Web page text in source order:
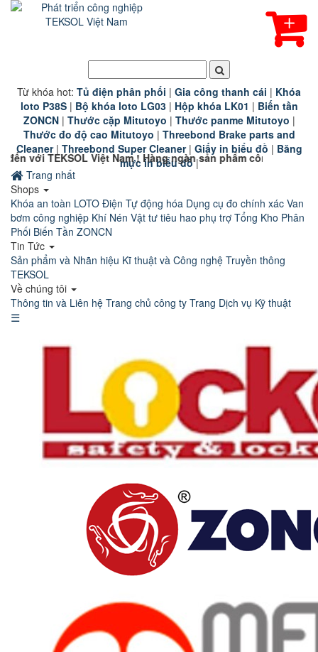
Từ khóa hot: Tủ điện phân phối | Gia công thanh cái | Khóa
loto P38S| Bộ khóa loto LG03| Hộp khóa LK01 | Biến tần
ZONCN| Thước cặp Mitutoyo | Thước panme Mitutoyo |
Thước đo độ cao Mitutoyo | Threebond Brake parts and
Cleaner| Threebond Super Cleaner| Giấy in biểu đồ | Băng
mực in biểu đồ |
Việt Nam ! Hàng ngàn sản phẩm công nghiệp chính hãng
Trang nhất
Shops
Khóa an toàn LOTO Điện Tự động hóa Dụng cụ đo chính xác Van
bơm công nghiệp Khí Nén Vật tư tiêu hao phụ trợ Tổng Kho Phân
Phối Biến Tần ZONCN
Tin Tức
Sản phẩm và Nhãn hiệu Kĩ thuật và Công nghệ Truyền thông
TEKSOL
Về chúng tôi
Thông tin và Liên hệ Trang chủ công ty Trang Dịch vụ Kỹ thuật
☰